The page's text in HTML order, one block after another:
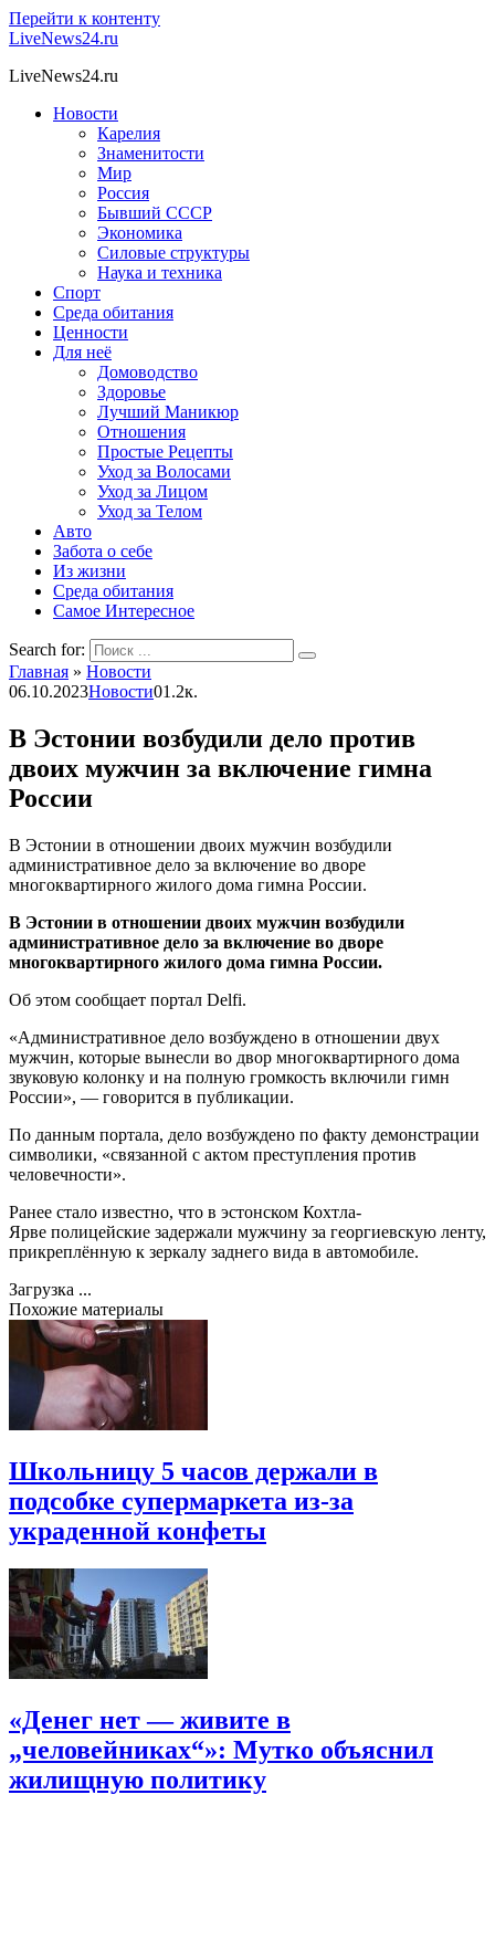
Перейти к контенту
LiveNews24.ru
LiveNews24.ru
Новости
Карелия
Знаменитости
Мир
Россия
Бывший СССР
Экономика
Силовые структуры
Наука и техника
Спорт
Среда обитания
Ценности
Для неё
Домоводство
Здоровье
Лучший Маникюр
Отношения
Простые Рецепты
Уход за Волосами
Уход за Лицом
Уход за Телом
Авто
Забота о себе
Из жизни
Среда обитания
Самое Интересное
Search for:
Главная » Новости
06.10.2023Новости01.2к.
В Эстонии возбудили дело против
двоих мужчин за включение гимна
России
В Эстонии в отношении двоих мужчин возбудили
административное дело за включение во дворе
многоквартирного жилого дома гимна России.
В Эстонии в отношении двоих мужчин возбудили
административное дело за включение во дворе
многоквартирного жилого дома гимна России.
Об этом сообщает портал Delfi.
«Административное дело возбуждено в отношении двух
мужчин, которые вынесли во двор многоквартирного дома
звуковую колонку и на полную громкость включили гимн
России», — говорится в публикации.
По данным портала, дело возбуждено по факту демонстрации
символики, «связанной с актом преступления против
человечности».
Ранее стало известно, что в эстонском Кохтла-
Ярве полицейские задержали мужчину за георгиевскую ленту,
прикреплённую к зеркалу заднего вида в автомобиле.
Загрузка ...
Похожие материалы
Школьницу 5 часов держали в
подсобке супермаркета из-за
украденной конфеты
«Денег нет — живите в
„человейниках“»: Мутко объяснил
жилищную политику